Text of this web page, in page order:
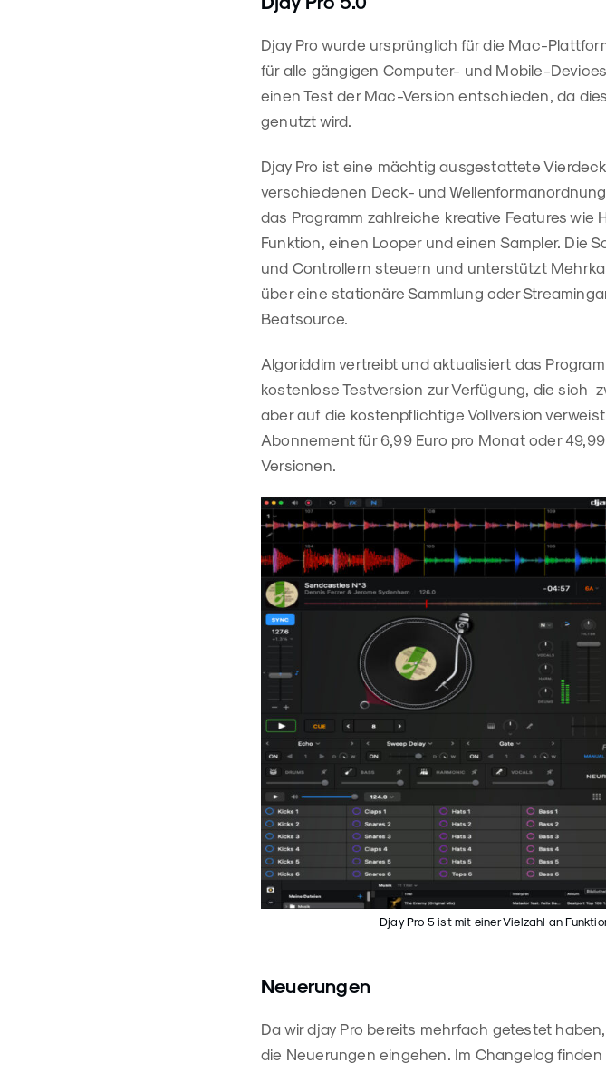
Djay Pro wurde ursprünglich für die Mac-
für alle gängigen Computer- und Mobile-
einen Test der Mac-Version entschieden, da
genutzt wird.
Djay Pro ist eine mächtig ausgestattete
verschiedenen Deck- und
das Programm zahlreiche kreative Features
Funktion, einen Looper und einen Sampler. Die
und Controllern steuern und unterstützt
über eine stationäre Sammlung oder
Beatsource.
Algoriddim vertreibt und aktualisiert das
kostenlose Testversion zur Verfügung, die sich
aber auf die kostenpflichtige Vollversion
Abonnement für 6,99 Euro pro Monat oder
Versionen.
Djay Pro 5 ist mit einer Vielzahl an
Neuerungen
Da wir djay Pro bereits mehrfach getestet
die Neuerungen eingehen. Im Changelog